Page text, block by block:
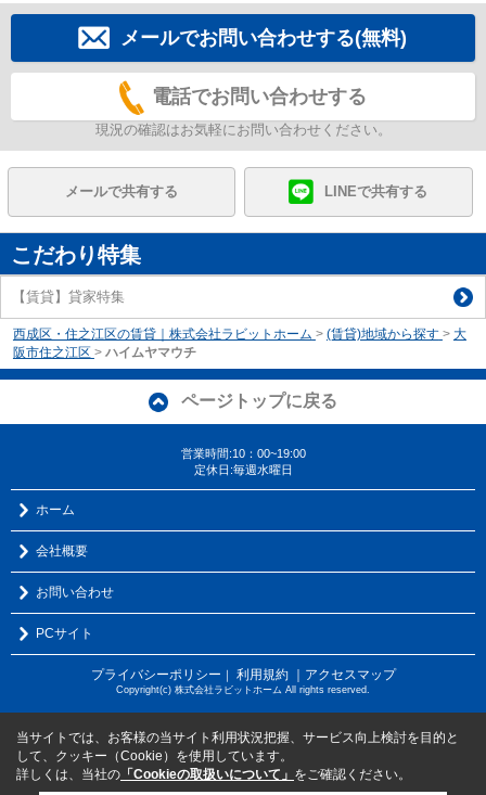
メールでお問い合わせする(無料)
電話でお問い合わせする
現況の確認はお気軽にお問い合わせください。
メールで共有する LINEで共有する
こだわり特集
【賃貸】貸家特集
西成区・住之江区の賃貸｜株式会社ラビットホーム > (賃貸)地域から探す > 大
阪市住之江区 > ハイムヤマウチ
ページトップに戻る
営業時間:10：00~19:00
定休日:毎週水曜日
ホーム
会社概要
お問い合わせ
PCサイト
プライバシーポリシー 利用規約 ｜アクセスマップ
Copyright(c) 株式会社ラビットホーム All rights reserved.
当サイトでは、お客様の当サイト利用状況把握、サービス向上検討を目的と
して、クッキー（Cookie）を使用しています。
詳しくは、当社の 「Cookieの取扱いについて」 をご確認ください。